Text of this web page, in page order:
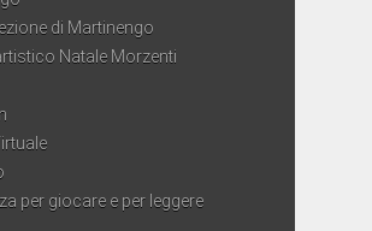
di Martinengo
Natale Morzenti
per giocare e per leggere